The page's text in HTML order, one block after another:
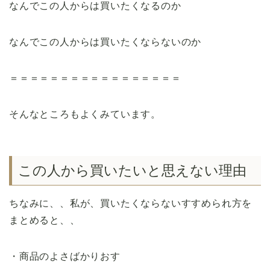
なんでこの人からは買いたくなるのか
なんでこの人からは買いたくならないのか
＝＝＝＝＝＝＝＝＝＝＝＝＝＝＝＝＝
そんなところもよくみています。
この人から買いたいと思えない理由
ちなみに、、私が、買いたくならないすすめられ方を
まとめると、、
・商品のよさばかりおす